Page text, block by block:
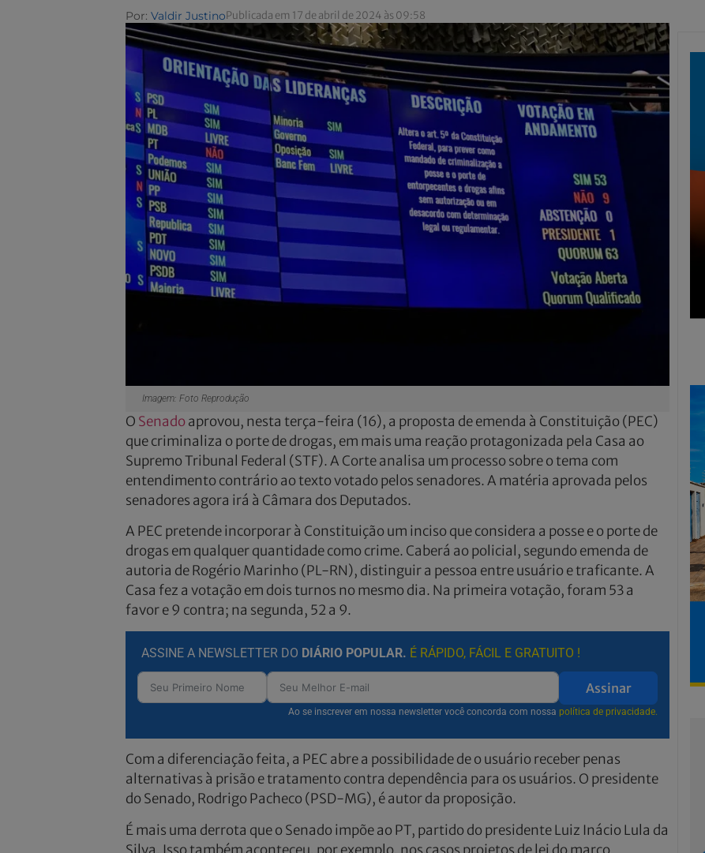
Por: Valdir JustinoPublicada em 17 de abril de 2024 às 09:58
Imagem: Foto Reprodução
O Senadoaprovou, nesta terça-feira (16), a proposta de emenda à Constituição (PEC)
que criminaliza o porte de drogas, em mais uma reação protagonizada pela Casa ao
Supremo Tribunal Federal (STF). A Corte analisa um processo sobre o tema com
entendimento contrário ao texto votado pelos senadores. A matéria aprovada pelos
senadores agora irá à Câmara dos Deputados.
A PEC pretende incorporar à Constituição um inciso que considera a posse e o porte de
drogas em qualquer quantidade como crime. Caberá ao policial, segundo emenda de
autoria de Rogério Marinho (PL-RN), distinguir a pessoa entre usuário e traficante. A
Casa fez a votação em dois turnos no mesmo dia. Na primeira votação, foram 53 a
favor e 9 contra; na segunda, 52 a 9.
ASSINE A NEWSLETTER DO DIÁRIO POPULAR. É RÁPIDO, FÁCIL E GRATUITO !
Assinar
Ao se inscrever em nossa newsletter você concorda com nossa política de privacidade.
Com a diferenciação feita, a PEC abre a possibilidade de o usuário receber penas
alternativas à prisão e tratamento contra dependência para os usuários. O presidente
do Senado, Rodrigo Pacheco (PSD-MG), é autor da proposição.
É mais uma derrota que o Senado impõe ao PT, partido do presidente Luiz Inácio Lula da